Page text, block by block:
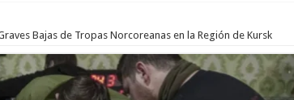
Bajas de Tropas Norcoreanas en la Región de Kursk